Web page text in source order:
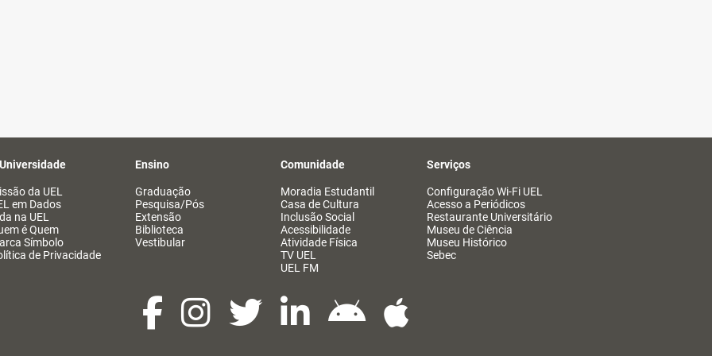
da UEL
em Dados
na UEL
é Quem
Símbolo
de Privacidade
Ensino
Graduação
Pesquisa/Pós
Extensão
Biblioteca
Vestibular
Comunidade
Moradia Estudantil
Casa de Cultura
Inclusão Social
Acessibilidade
Atividade Física
TV UEL
UEL FM
Serviços
Configuração Wi-Fi UEL
Acesso a Periódicos
Restaurante Universitário
Museu de Ciência
Museu Histórico
Sebec